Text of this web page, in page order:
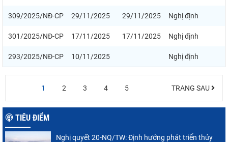
309/2025/NĐ-CP 29/11/2025 29/11/2025 Nghị định
301/2025/NĐ-CP 17/11/2025 17/11/2025 Nghị định
293/2025/NĐ-CP 10/11/2025 Nghị định
1 2 3 4 5 TRANG SAU
TIÊU ĐIỂM
Nghị quyết 20-NQ/TW: Định hướng phát triển thủy